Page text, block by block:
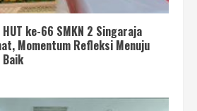
ke-66 SMKN 2 Singaraja
Momentum Refleksi Menuju
Baik